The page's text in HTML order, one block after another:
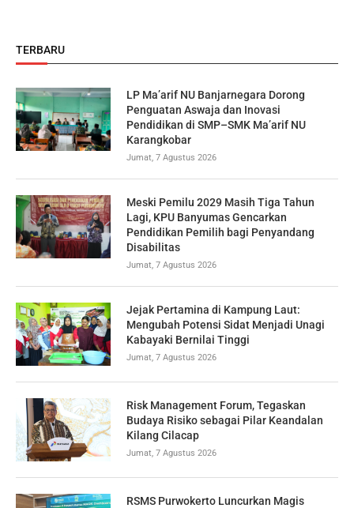
TERBARU
LP Ma’arif NU Banjarnegara Dorong
Penguatan Aswaja dan Inovasi
Pendidikan di SMP–SMK Ma’arif NU
Karangkobar
Jumat, 7 Agustus 2026
Meski Pemilu 2029 Masih Tiga Tahun
Lagi, KPU Banyumas Gencarkan
Pendidikan Pemilih bagi Penyandang
Disabilitas
Jumat, 7 Agustus 2026
Jejak Pertamina di Kampung Laut:
Mengubah Potensi Sidat Menjadi Unagi
Kabayaki Bernilai Tinggi
Jumat, 7 Agustus 2026
Risk Management Forum, Tegaskan
Budaya Risiko sebagai Pilar Keandalan
Kilang Cilacap
Jumat, 7 Agustus 2026
RSMS Purwokerto Luncurkan Magis